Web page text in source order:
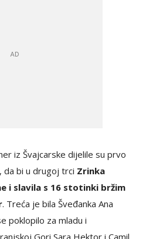
iz Švajcarske dijelile su prvo
da bi u drugoj trci Zrinka
i slavila s 16 stotinki bržim
. Treća je bila Šveđanka Ana
poklopilo za mladu i
Gori Sara Hektor i Camil